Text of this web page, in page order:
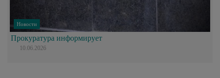
Новости
Прокуратура информирует
10.06.2026